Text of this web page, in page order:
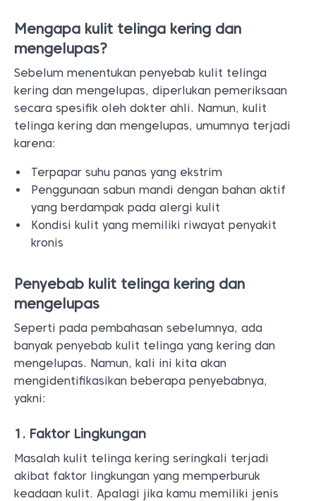
Mengapa kulit telinga kering dan
mengelupas?
Sebelum menentukan penyebab kulit telinga
kering dan mengelupas, diperlukan pemeriksaan
secara spesifik oleh dokter ahli. Namun, kulit
telinga kering dan mengelupas, umumnya terjadi
karena:
Terpapar suhu panas yang ekstrim
Penggunaan sabun mandi dengan bahan aktif
yang berdampak pada alergi kulit
Kondisi kulit yang memiliki riwayat penyakit
kronis
Penyebab kulit telinga kering dan
mengelupas
Seperti pada pembahasan sebelumnya, ada
banyak penyebab kulit telinga yang kering dan
mengelupas. Namun, kali ini kita akan
mengidentifikasikan beberapa penyebabnya,
yakni:
1. Faktor Lingkungan
Masalah kulit telinga kering seringkali terjadi
akibat faktor lingkungan yang memperburuk
keadaan kulit. Apalagi jika kamu memiliki jenis